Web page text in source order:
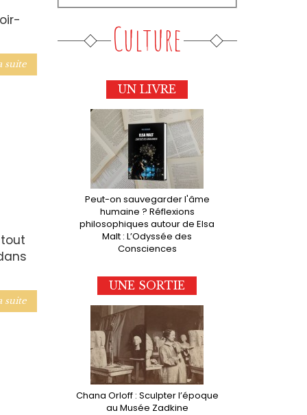
suite
suite
Culture
UN LIVRE
Peut-on sauvegarder l'âme
humaine ? Réflexions
philosophiques autour de Elsa
Malt : L’Odyssée des
Consciences
UNE SORTIE
Chana Orloff : Sculpter l’époque
au Musée Zadkine